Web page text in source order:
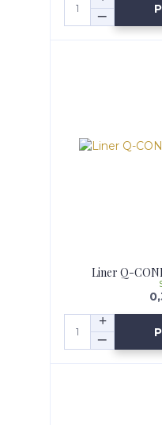
Liner Q-